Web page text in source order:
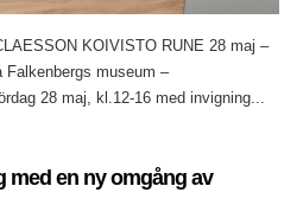
KOIVISTO RUNE 28 maj –
Falkenbergs museum –
28 maj, kl.12-16 med invigning...
med en ny omgång av